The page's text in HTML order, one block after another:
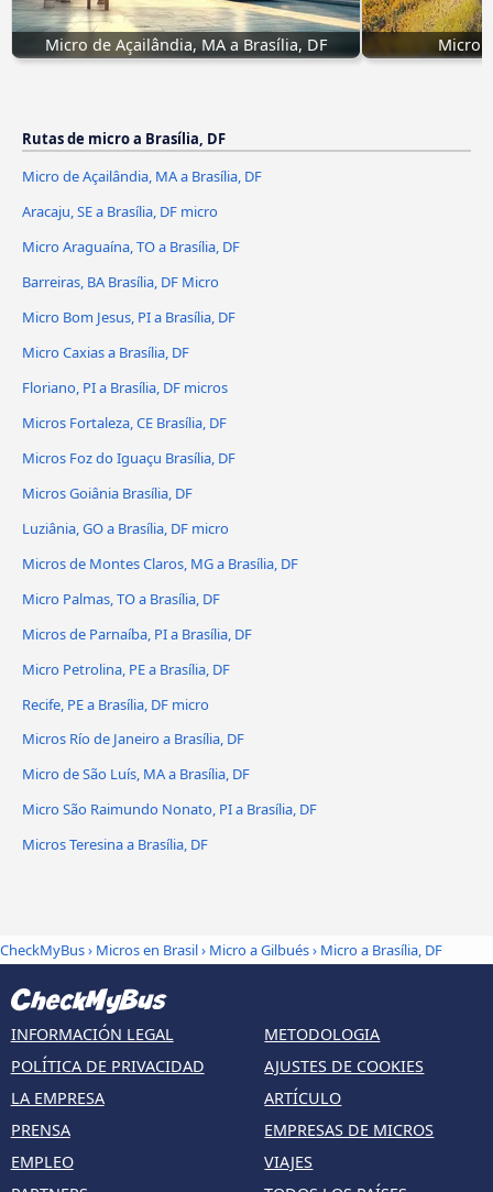
Micro de Açailândia, MA a Brasília, DF Micro
Rutas de micro a Brasília, DF
Micro de Açailândia, MA a Brasília, DF
Aracaju, SE a Brasília, DF micro
Micro Araguaína, TO a Brasília, DF
Barreiras, BA Brasília, DF Micro
Micro Bom Jesus, PI a Brasília, DF
Micro Caxias a Brasília, DF
Floriano, PI a Brasília, DF micros
Micros Fortaleza, CE Brasília, DF
Micros Foz do Iguaçu Brasília, DF
Micros Goiânia Brasília, DF
Luziânia, GO a Brasília, DF micro
Micros de Montes Claros, MG a Brasília, DF
Micro Palmas, TO a Brasília, DF
Micros de Parnaíba, PI a Brasília, DF
Micro Petrolina, PE a Brasília, DF
Recife, PE a Brasília, DF micro
Micros Río de Janeiro a Brasília, DF
Micro de São Luís, MA a Brasília, DF
Micro São Raimundo Nonato, PI a Brasília, DF
Micros Teresina a Brasília, DF
CheckMyBus› Micros en Brasil› Micro a Gilbués› Micro a Brasília, DF
INFORMACIÓN LEGAL
POLÍTICA DE PRIVACIDAD
LA EMPRESA
PRENSA
EMPLEO
METODOLOGIA
AJUSTES DE COOKIES
ARTÍCULO
EMPRESAS DE MICROS
VIAJES